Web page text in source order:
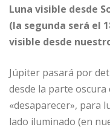
Luna visible desde
(la segunda será el
visible desde
Júpiter pasará por
desde la parte
«desaparecer», para
lado iluminado (en